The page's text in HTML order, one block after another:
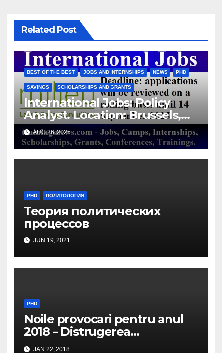
Related Post
BEST OF THE BEST JOBS AND INTERNSHIPS NEWS PHD
SAVINGS SCHOLARSHIPS AND GRANTS
International Jobs: Policy
Analyst. Location: Brussels,
Belgium/ Milieu Consulting
SRL
AUG 26, 2025
PHD ПОЛИТОЛОГИЯ
Теория политических
процессов
JUN 19, 2021
PHD
Noile provocari pentru anul
2018 – Distrugerea
structurilor EUro-Atlanti…
JAN 22, 2018